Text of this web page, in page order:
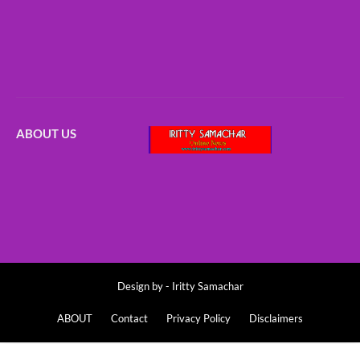
ABOUT US
Design by - Iritty Samachar
ABOUT Contact Privacy Policy Disclaimers